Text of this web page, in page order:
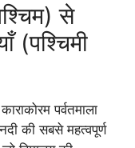
से
(पश्चिमी
पर्वतमाला
की सबसे महत्वपूर्ण